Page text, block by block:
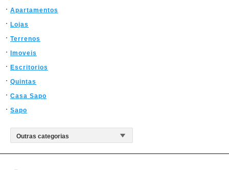
Apartamentos
Lojas
Terrenos
Imoveis
Escritorios
Quintas
Casa Sapo
Sapo